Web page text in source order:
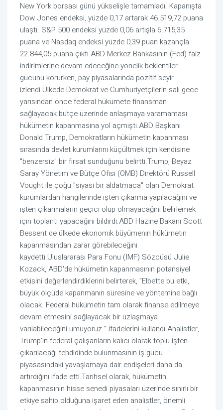
New York borsası günü yükselişle tamamladı. Kapanışta
Dow Jones endeksi, yüzde 0,17 artarak 46.519,72 puana
ulaştı. S&P 500 endeksi yüzde 0,06 artışla 6.715,35
puana ve Nasdaq endeksi yüzde 0,39 puan kazançla
22.844,05 puana çıktı.ABD Merkez Bankasının (Fed) faiz
indirimlerine devam edeceğine yönelik beklentiler
gücünü korurken, pay piyasalarında pozitif seyir
izlendi.Ülkede Demokrat ve Cumhuriyetçilerin salı gece
yarısından önce federal hükümete finansman
sağlayacak bütçe üzerinde anlaşmaya varamaması
hükümetin kapanmasına yol açmıştı.ABD Başkanı
Donald Trump, Demokratların hükümetin kapanması
sırasında devlet kurumlarını küçültmek için kendisine
"benzersiz" bir fırsat sunduğunu belirtti.Trump, Beyaz
Saray Yönetim ve Bütçe Ofisi (OMB) Direktörü Russell
Vought ile çoğu "siyasi bir aldatmaca" olan Demokrat
kurumlardan hangilerinde işten çıkarma yapılacağını ve
işten çıkarmaların geçici olup olmayacağını belirlemek
için toplantı yapacağını bildirdi.ABD Hazine Bakanı Scott
Bessent de ülkede ekonomik büyümenin hükümetin
kapanmasından zarar görebileceğini
kaydetti.Uluslararası Para Fonu (IMF) Sözcüsü Julie
Kozack, ABD'de hükümetin kapanmasının potansiyel
etkisini değerlendirdiklerini belirterek, "Elbette bu etki,
büyük ölçüde kapanmanın süresine ve yöntemine bağlı
olacak. Federal hükümetin tam olarak finanse edilmeye
devam etmesini sağlayacak bir uzlaşmaya
varılabileceğini umuyoruz." ifadelerini kullandı.Analistler,
Trump'ın federal çalışanların kalıcı olarak toplu işten
çıkarılacağı tehdidinde bulunmasının iş gücü
piyasasındaki yavaşlamaya dair endişeleri daha da
artırdığını ifade etti.Tarihsel olarak, hükümetin
kapanmasının hisse senedi piyasaları üzerinde sınırlı bir
etkiye sahip olduğuna işaret eden analistler, önemli